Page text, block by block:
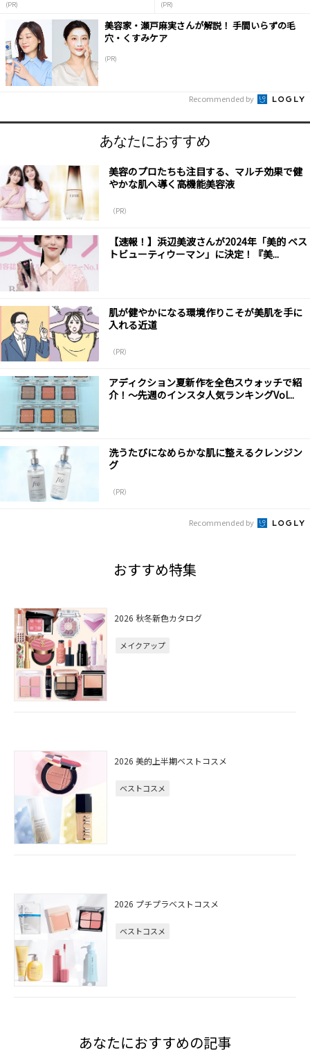
(PR) (PR)
美容家・瀬戸麻実さんが解説！ 手間いらずの毛
穴・くすみケア
(PR)
Recommended by
あなたにおすすめ
美容のプロたちも注目する、マルチ効果で健
やかな肌へ導く高機能美容液
（PR）
【速報！】浜辺美波さんが2024年「美的 ベス
トビューティウーマン」に決定！『美...
肌が健やかになる環境作りこそが美肌を手に
入れる近道
（PR）
アディクション夏新作を全色スウォッチで紹
介！～先週のインスタ人気ランキングVol...
洗うたびになめらかな肌に整えるクレンジン
グ
（PR）
Recommended by
おすすめ特集
2026 秋冬新色カタログ
メイクアップ
2026 美的上半期ベストコスメ
ベストコスメ
2026 プチプラベストコスメ
ベストコスメ
あなたにおすすめの記事